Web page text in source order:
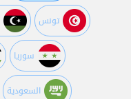
تونس
سوريا
السعودية